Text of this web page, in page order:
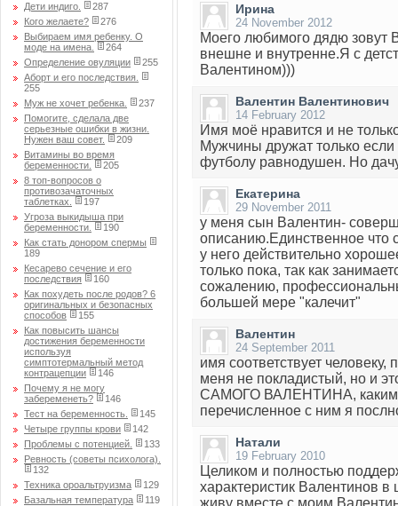
Дети индиго.
287
Кого желаете?
276
Выбираем имя ребенку. О
моде на имена.
264
Определение овуляции
255
Аборт и его последствия.
255
Муж не хочет ребенка.
237
Помогите, сделала две
серьезные ошибки в жизни.
Нужен ваш совет.
209
Витамины во время
беременности.
205
8 топ-вопросов о
противозачаточных
таблетках.
197
Угроза выкидыша при
беременности.
190
Как стать донором спермы
189
Кесарево сечение и его
последствия
160
Как похудеть после родов? 6
оригинальных и безопасных
способов
155
Как повысить шансы
достижения беременности
используя
симптотермальный метод
контрацепции
146
Почему я не могу
забеременеть?
146
Тест на беременность.
145
Четыре группы крови
142
Проблемы с потенцией.
133
Ревность (советы психолога).
132
Техника ороальтруизма
129
Базальная температура
119
Ирина
24 November 2012
Моего любимого дядю зовут
внешне и внутренне.Я с
Валентином)))
Валентин Валентинович
14 February 2012
Имя моё нравится и не
Мужчины дружат только
футболу равнодушен. Но
Екатерина
29 November 2011
у меня сын Валентин-
описанию.Единственное что
у него действительно
только пока, так как
сожалению,
большей мере "калечит"
Валентин
24 September 2011
имя соответствует человеку,
меня не покладистый, но и
САМОГО ВАЛЕНТИНА, каким
перечисленное с ним я
Натали
19 February 2010
Целиком и полностью
характеристик Валентинов в
живу вместе с моим